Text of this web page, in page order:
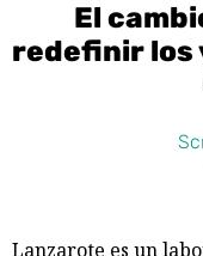
El
redefinir los
Lanzarote es un